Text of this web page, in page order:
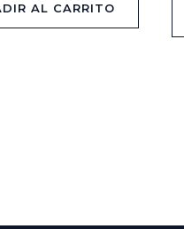
AL CARRITO